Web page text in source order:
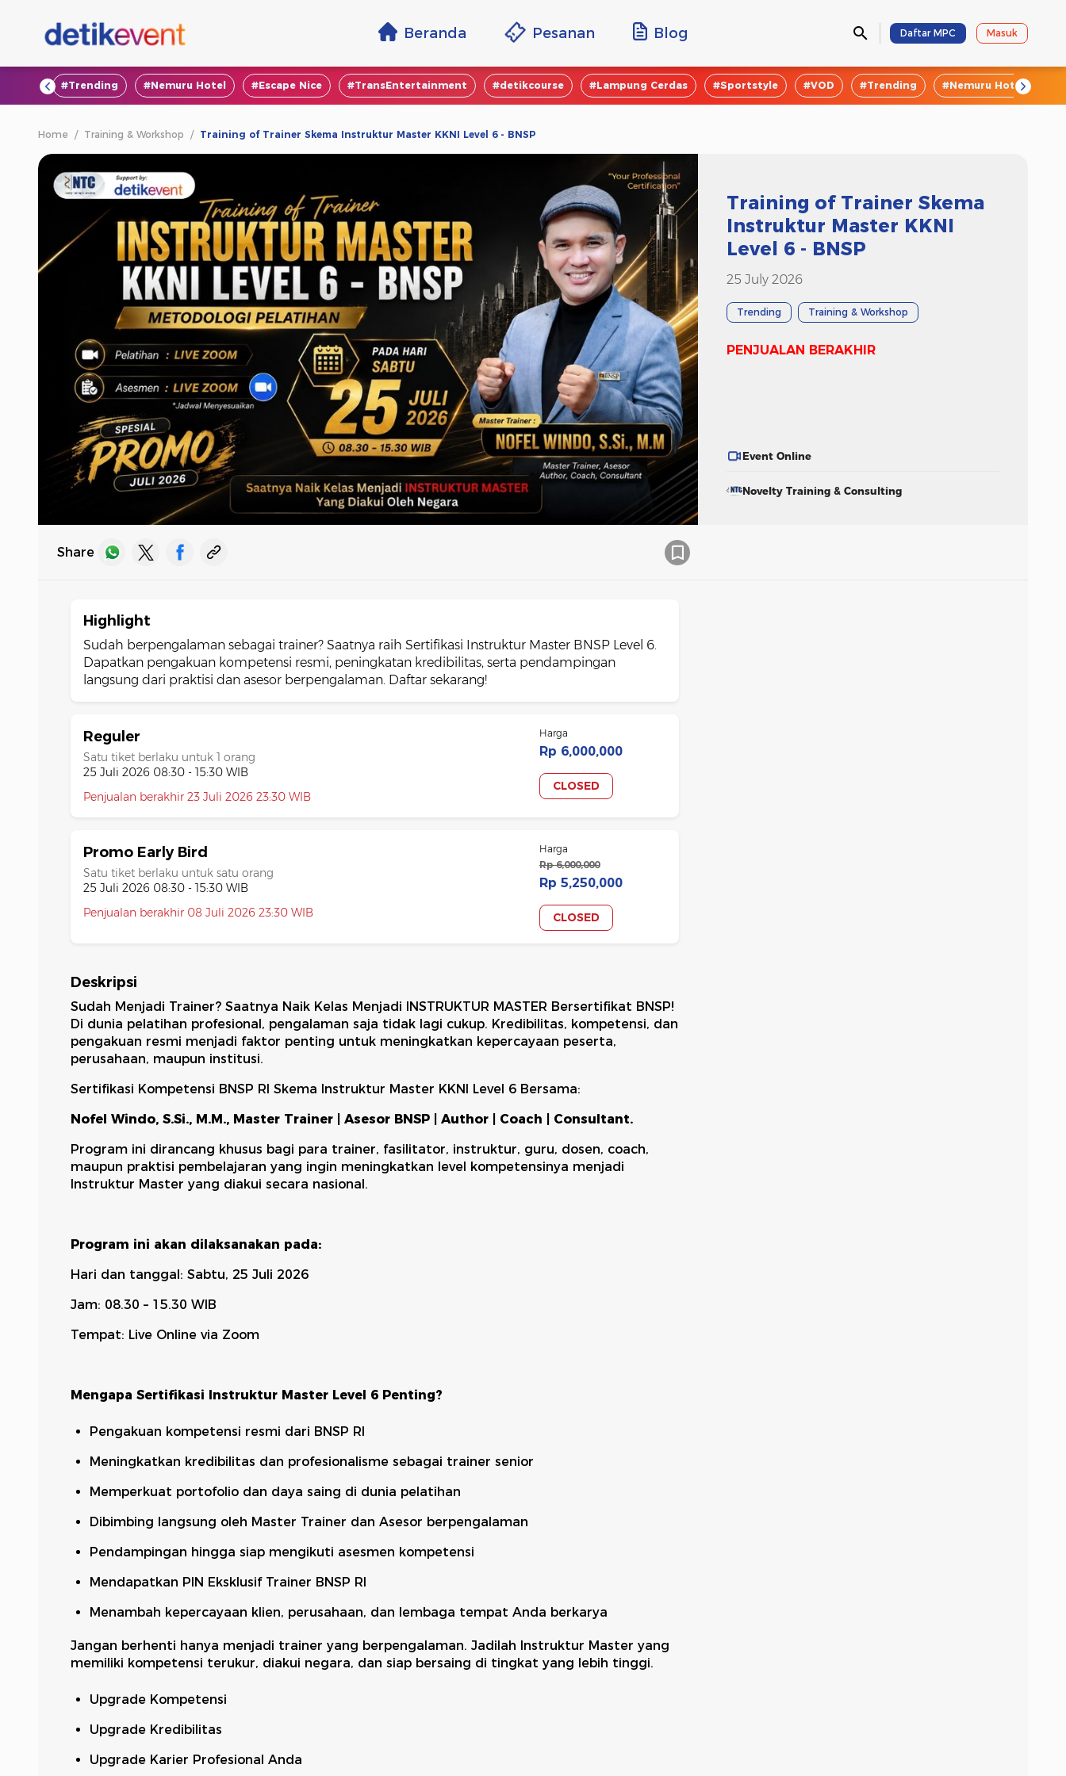
Beranda Pesanan Blog Daftar MPC Masuk
#Trending #Nemuru Hotel #Escape Nice #TransEntertainment #detikcourse #Lampung Cerdas #Sportstyle #VOD #Trending #Nemuru Hotel
Home / Training & Workshop / Training of Trainer Skema Instruktur Master KKNI Level 6 - BNSP
Training of Trainer Skema
Instruktur Master KKNI
Level 6 - BNSP
25 July 2026
Trending Training & Workshop
PENJUALAN BERAKHIR
Event Online
Novelty Training & Consulting
Share
Highlight
Sudah berpengalaman sebagai trainer? Saatnya raih Sertifikasi Instruktur Master BNSP Level 6.
Dapatkan pengakuan kompetensi resmi, peningkatan kredibilitas, serta pendampingan
langsung dari praktisi dan asesor berpengalaman. Daftar sekarang!
Reguler
Satu tiket berlaku untuk 1 orang
25 Juli 2026 08:30 - 15:30 WIB
Penjualan berakhir 23 Juli 2026 23:30 WIB
Harga
Rp 6,000,000
CLOSED
Promo Early Bird
Satu tiket berlaku untuk satu orang
25 Juli 2026 08:30 - 15:30 WIB
Penjualan berakhir 08 Juli 2026 23:30 WIB
Harga
Rp 6,000,000
Rp 5,250,000
CLOSED
Deskripsi
Sudah Menjadi Trainer? Saatnya Naik Kelas Menjadi INSTRUKTUR MASTER Bersertifikat BNSP!
Di dunia pelatihan profesional, pengalaman saja tidak lagi cukup. Kredibilitas, kompetensi, dan
pengakuan resmi menjadi faktor penting untuk meningkatkan kepercayaan peserta,
perusahaan, maupun institusi.
Sertifikasi Kompetensi BNSP RI Skema Instruktur Master KKNI Level 6 Bersama:
Nofel Windo, S.Si., M.M., Master Trainer | Asesor BNSP | Author | Coach | Consultant.
Program ini dirancang khusus bagi para trainer, fasilitator, instruktur, guru, dosen, coach,
maupun praktisi pembelajaran yang ingin meningkatkan level kompetensinya menjadi
Instruktur Master yang diakui secara nasional.
Program ini akan dilaksanakan pada:
Hari dan tanggal: Sabtu, 25 Juli 2026
Jam: 08.30 – 15.30 WIB
Tempat: Live Online via Zoom
Mengapa Sertifikasi Instruktur Master Level 6 Penting?
Pengakuan kompetensi resmi dari BNSP RI
Meningkatkan kredibilitas dan profesionalisme sebagai trainer senior
Memperkuat portofolio dan daya saing di dunia pelatihan
Dibimbing langsung oleh Master Trainer dan Asesor berpengalaman
Pendampingan hingga siap mengikuti asesmen kompetensi
Mendapatkan PIN Eksklusif Trainer BNSP RI
Menambah kepercayaan klien, perusahaan, dan lembaga tempat Anda berkarya
Jangan berhenti hanya menjadi trainer yang berpengalaman. Jadilah Instruktur Master yang
memiliki kompetensi terukur, diakui negara, dan siap bersaing di tingkat yang lebih tinggi.
Upgrade Kompetensi
Upgrade Kredibilitas
Upgrade Karier Profesional Anda